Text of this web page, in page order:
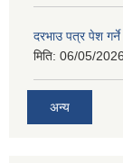
दरभाउ पत्र पेश
मिति: 06/05/
अन्य